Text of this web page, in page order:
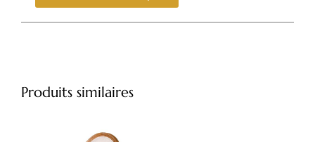
Produits similaires